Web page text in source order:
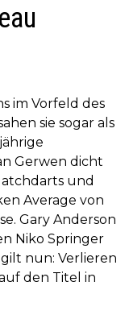
im Vorfeld des
sie sogar als
Gerwen dicht
und
Average von
Gary Anderson
Niko Springer
nun: Verlieren
den Titel in